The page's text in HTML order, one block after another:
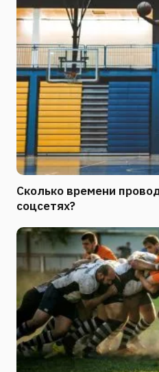
Сколько времени
соцсетях?